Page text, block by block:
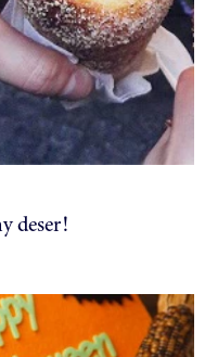
deser!